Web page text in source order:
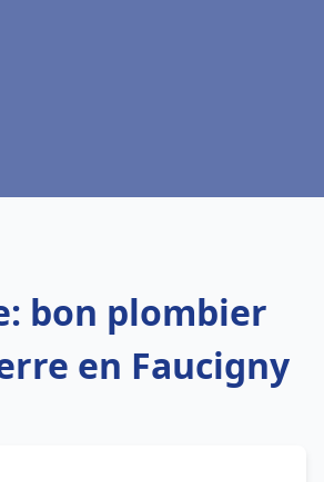
bon plombier
en Faucigny